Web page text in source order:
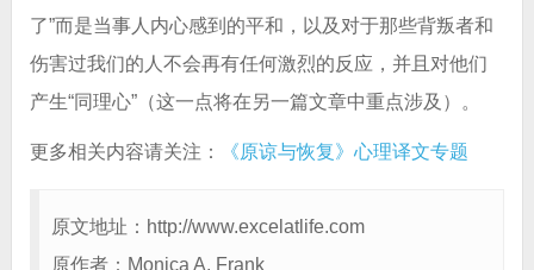
了”而是当事人内心感到的平和，以及对于那些背叛者和
伤害过我们的人不会再有任何激烈的反应，并且对他们
产生“同理心”（这一点将在另一篇文章中重点涉及）。
更多相关内容请关注： 《原谅与恢复》心理译文专题
原文地址：http://www.excelatlife.com
原作者：Monica A. Frank